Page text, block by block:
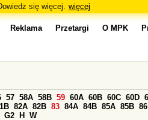
się więcej. więcej
Reklama Przetargi O MPK
57 58A 58B 59 60A 60B 60C 60D
82A 82B 83 84A 84B 85A 85B 86
G2 H W